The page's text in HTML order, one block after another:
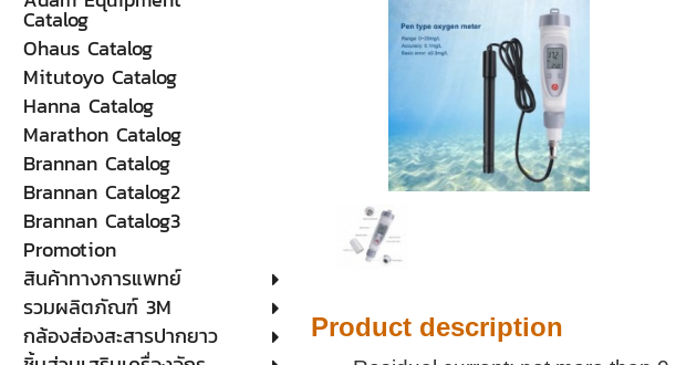
Catalog
Ohaus Catalog
Mitutoyo Catalog
Hanna Catalog
Marathon Catalog
Brannan Catalog
Brannan Catalog2
Brannan Catalog3
Promotion
สินค้าทางการแพทย์
รวมผลิตภัณฑ์ 3M
กล้องส่องสะสารปากยาว
Product description